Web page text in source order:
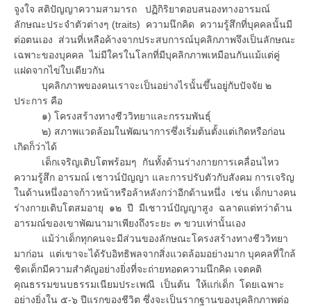
จูงใจ สติปัญญาความสามารถ ปฏิกิริยาตอบสนองทางอารมณ์
ลักษณะประจำตัวต่างๆ (traits) ความนึกคิด ความรู้สึกที่บุคคลนั้นมี
ต่อตนเอง ส่วนที่เหลือค้างจากประสบการณ์บุคลิกภาพจึงเป็นลักษณะ
เฉพาะของบุคคล ไม่มีใครในโลกที่มีบุคลิกภาพเหมือนกันแม้แต่คู่
แฝดจากไข่ใบเดียวกัน
บุคลิกภาพของคนเราจะเป็นอย่างไรนั้นขึ้นอยู่กับปัจจัย ๒
ประการ คือ
๑) โครงสร้างทางชีววิทยาและกรรมพันธุ์
๒) สภาพแวดล้อมในพัฒนาการซึ่งเริ่มต้นตั้งแต่เกิดหรือก่อน
เกิดก็ว่าได้
เด็กเจริญเติบโตพร้อมๆ กันทั้งด้านร่างกายการเคลื่อนไหว
ความรู้สึก อารมณ์ เชาวน์ปัญญา และการปรับตัวกับสังคม การเจริญ
ในด้านหนึ่งอาจก้าวหน้าหรือล้าหลังกว่าอีกด้านหนึ่ง เช่น เด็กบางคน
ร่างกายเติบโตสมอายุ ๑๒ ปี มีเชาวน์ปัญญาสูง ฉลาดแต่ทว่าด้าน
อารมณ์ของเขาพัฒนามาเพียงถึงระยะ ๓ ขวบเท่านั้นเอง
แม้ว่าเด็กทุกคนจะมีส่วนของลักษณะโครงสร้างทางชีววิทยา
มาก่อน แต่เขาจะได้รับอิทธิพลจากสิ่งแวดล้อมอย่างมาก บุคคลที่ใกล้
ชิดเด็กมีความสำคัญอย่างยิ่งที่จะถ่ายทอดความนึกคิด เจตคติ
คุณธรรมขนบธรรมเนียมประเพณี เป็นต้น ให้แก่เด็ก โดยเฉพาะ
อย่างยิ่งใน ๕-๖ ปีแรกของชีวิต ซึ่งจะเป็นรากฐานของบุคลิกภาพต่อ